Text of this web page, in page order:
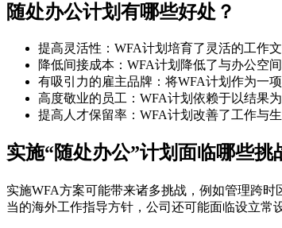
随处办公计划有哪些好处？
提高灵活性：WFA计划培育了灵活的工作
降低间接成本：WFA计划降低了与办公空
有吸引力的雇主品牌：将WFA计划作为一
高度敬业的员工：WFA计划依赖于以结果
提高人才保留率：WFA计划改善了工作与
实施“随处办公”计划面临哪些挑
实施WFA方案可能带来诸多挑战，例如管理跨
当的海外工作指导方针，公司还可能面临设立常